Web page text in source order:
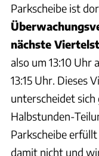
Parkscheibe ist
nächste
also um 13:10 Uhr
13:15 Uhr. Dieses
unterscheidet
Halbstunden-
Parkscheibe
damit nicht und